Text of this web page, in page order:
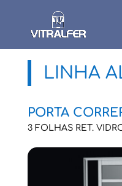
LINHA
PORTA
3 FOLHAS RET.